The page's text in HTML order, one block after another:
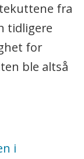
fra
tidligere
for
ble altså
i